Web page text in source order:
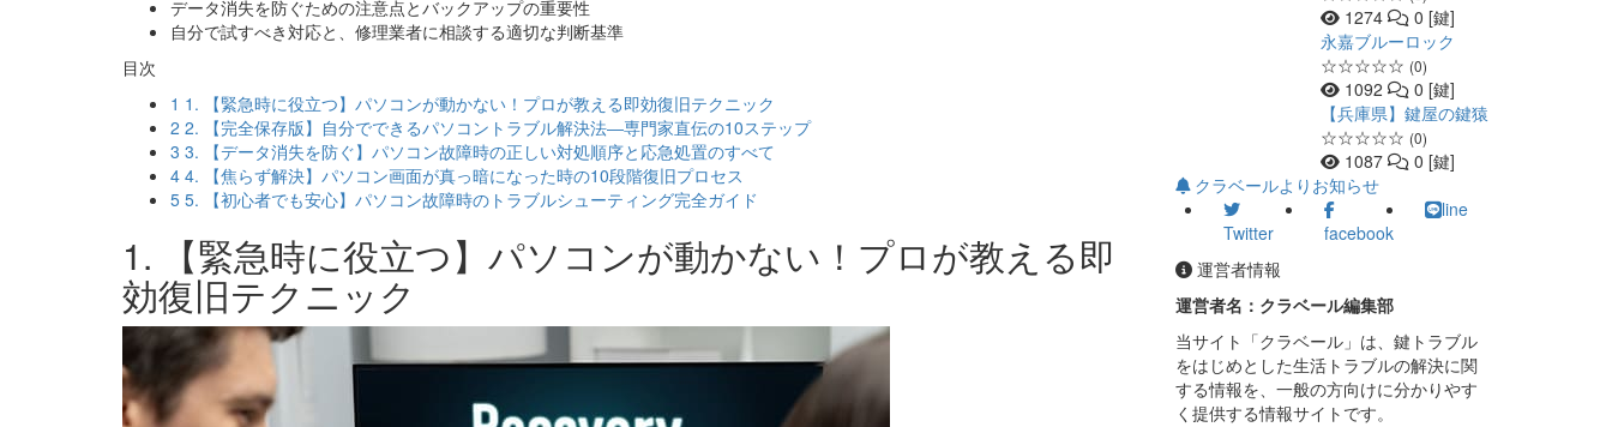
データ消失を防ぐための注意点とバックアップの重要性
自分で試すべき対応と、修理業者に相談する適切な判断基準
目次
1 1. 【緊急時に役立つ】パソコンが動かない！プロが教える即効復旧テクニック
2 2. 【完全保存版】自分でできるパソコントラブル解決法―専門家直伝の10ステップ
3 3. 【データ消失を防ぐ】パソコン故障時の正しい対処順序と応急処置のすべて
4 4. 【焦らず解決】パソコン画面が真っ暗になった時の10段階復旧プロセス
5 5. 【初心者でも安心】パソコン故障時のトラブルシューティング完全ガイド
1. 【緊急時に役立つ】パソコンが動かない！プロが教える即
効復旧テクニック
1274
0 [鍵]
永嘉ブルーロック
☆☆☆☆☆ (0)
1092
0 [鍵]
【兵庫県】鍵屋の鍵猿
☆☆☆☆☆ (0)
1087
0 [鍵]
クラベールよりお知らせ
Twitter
facebook
line
運営者情報
運営者名：クラベール編集部
当サイト「クラベール」は、鍵トラブル
をはじめとした生活トラブルの解決に関
する情報を、一般の方向けに分かりやす
く提供する情報サイトです。